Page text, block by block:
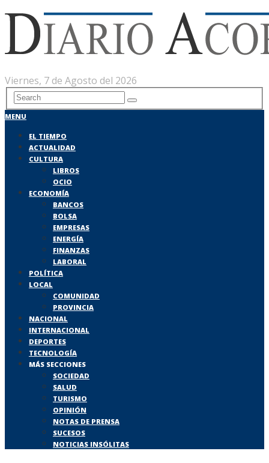
Viernes, 7 de Agosto del 2026
MENU
EL TIEMPO
ACTUALIDAD
CULTURA
LIBROS
OCIO
ECONOMÍA
BANCOS
BOLSA
EMPRESAS
ENERGÍA
FINANZAS
LABORAL
POLÍTICA
LOCAL
COMUNIDAD
PROVINCIA
NACIONAL
INTERNACIONAL
DEPORTES
TECNOLOGÍA
MÁS SECCIONES
SOCIEDAD
SALUD
TURISMO
OPINIÓN
NOTAS DE PRENSA
SUCESOS
NOTICIAS INSÓLITAS